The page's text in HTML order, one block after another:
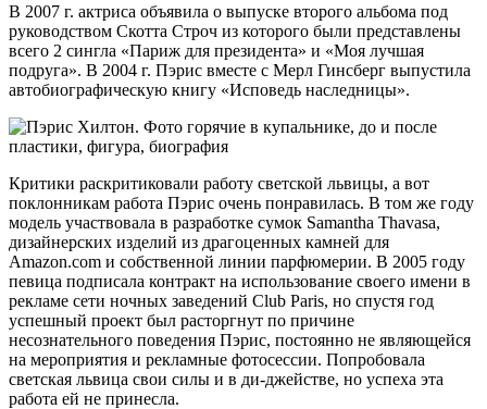
В 2007 г. актриса объявила о выпуске второго альбома под
руководством Скотта Строч из которого были представлены
всего 2 сингла «Париж для президента» и «Моя лучшая
подруга». В 2004 г. Пэрис вместе с Мерл Гинсберг выпустила
автобиографическую книгу «Исповедь наследницы».
Критики раскритиковали работу светской львицы, а вот
поклонникам работа Пэрис очень понравилась. В том же году
модель участвовала в разработке сумок Samantha Thavasa,
дизайнерских изделий из драгоценных камней для
Amazon.com и собственной линии парфюмерии. В 2005 году
певица подписала контракт на использование своего имени в
рекламе сети ночных заведений Club Paris, но спустя год
успешный проект был расторгнут по причине
несознательного поведения Пэрис, постоянно не являющейся
на мероприятия и рекламные фотосессии. Попробовала
светская львица свои силы и в ди-джействе, но успеха эта
работа ей не принесла.